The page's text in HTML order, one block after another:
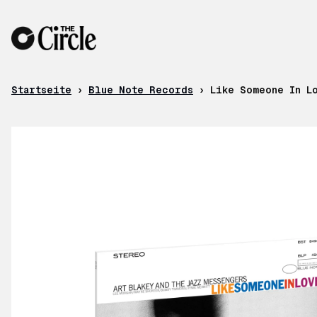
Startseite › Blue Note Records › Like Someone In